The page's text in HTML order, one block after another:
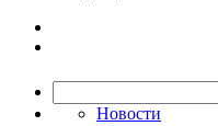
Новости